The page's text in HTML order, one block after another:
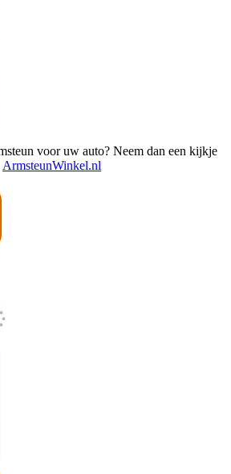
voor uw auto? Neem dan een kijkje
ArmsteunWinkel.nl